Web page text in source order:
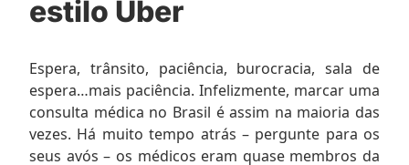
estilo Uber
Espera, trânsito, paciência, burocracia, sala de
espera…mais paciência. Infelizmente, marcar uma
consulta médica no Brasil é assim na maioria das
vezes. Há muito tempo atrás – pergunte para os
seus avós – os médicos eram quase membros da